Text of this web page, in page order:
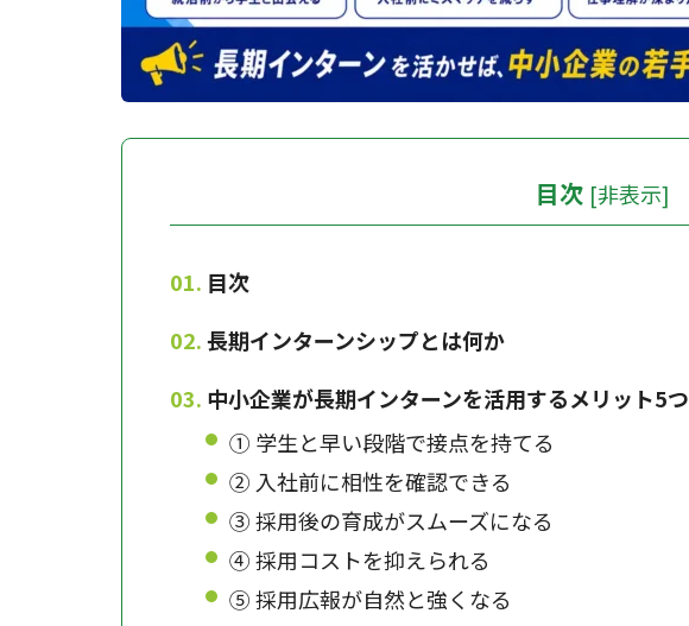
目次 [非表示]
目次
長期インターンシップとは何か
中小企業が長期インターンを活用するメリット5つ
① 学生と早い段階で接点を持てる
② 入社前に相性を確認できる
③ 採用後の育成がスムーズになる
④ 採用コストを抑えられる
⑤ 採用広報が自然と強くなる